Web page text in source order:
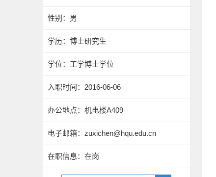
性别：男
学历：博士研究生
学位：工学博士学位
入职时间：2016-06-06
办公地点：机电楼A409
电子邮箱： zuxichen@hqu.edu.cn
在职信息：在岗